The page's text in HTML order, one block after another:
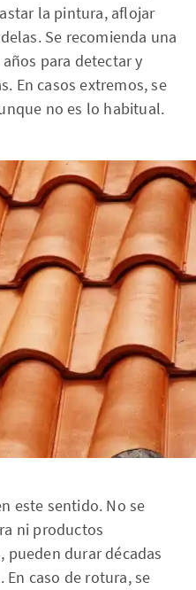
la pintura, aflojar
Se recomienda una
para detectar y
En casos extremos, se
no es lo habitual.
este sentido. No se
ni productos
pueden durar décadas
caso de rotura, se